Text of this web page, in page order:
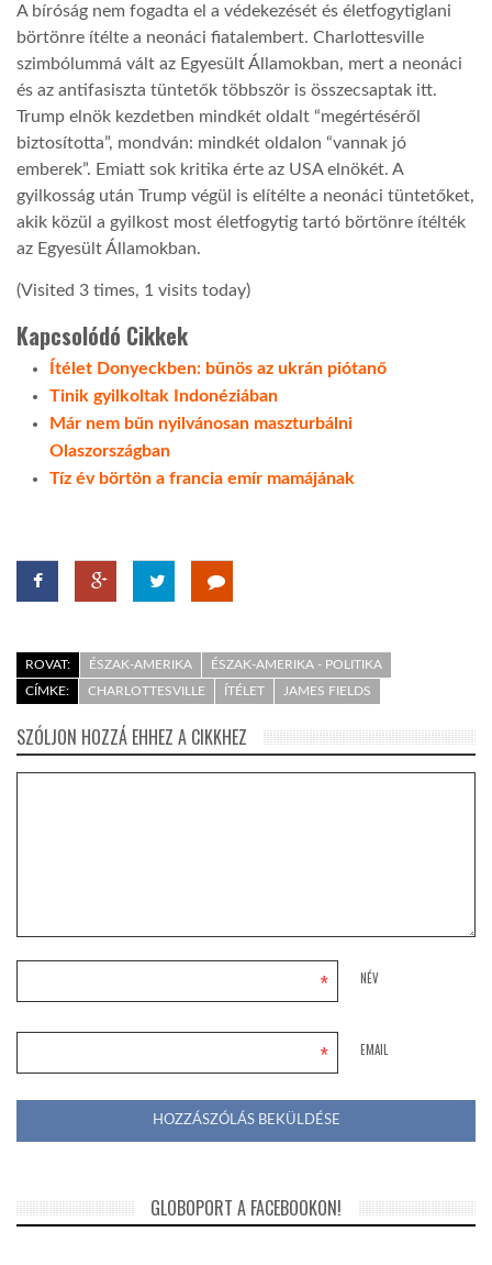
A bíróság nem fogadta el a védekezését és életfogytiglani
börtönre ítélte a neonáci fiatalembert. Charlottesville
szimbólummá vált az Egyesült Államokban, mert a neonáci
és az antifasiszta tüntetők többször is összecsaptak itt.
Trump elnök kezdetben mindkét oldalt “megértéséről
biztosította”, mondván: mindkét oldalon “vannak jó
emberek”. Emiatt sok kritika érte az USA elnökét. A
gyilkosság után Trump végül is elítélte a neonáci tüntetőket,
akik közül a gyilkost most életfogytig tartó börtönre ítélték
az Egyesült Államokban.
(Visited 3 times, 1 visits today)
Kapcsolódó Cikkek
Ítélet Donyeckben: bűnös az ukrán piótanő
Tinik gyilkoltak Indonéziában
Már nem bűn nyilvánosan maszturbálni
Olaszországban
Tíz év börtön a francia emír mamájának
ROVAT: ÉSZAK-AMERIKA
ÉSZAK-AMERIKA - POLITIKA
CÍMKE:
CHARLOTTESVILLE ÍTÉLET JAMES FIELDS
SZÓLJON HOZZÁ EHHEZ A CIKKHEZ
NÉV
*
EMAIL
*
GLOBOPORT A FACEBOOKON!